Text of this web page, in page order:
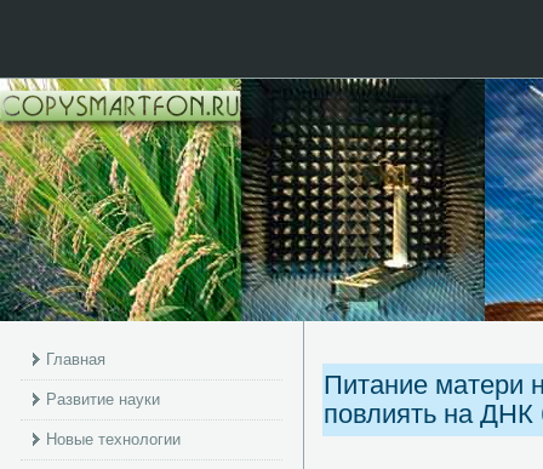
Главная
Развитие науки
Новые технологии
Питание матери
повлиять на ДНК